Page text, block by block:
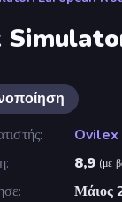
Ovilex
8,9 (με
Μάιος